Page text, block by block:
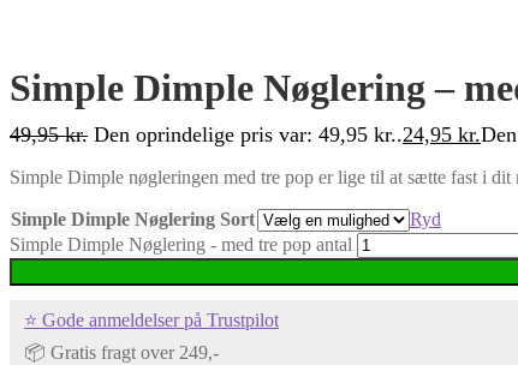
Simple Dimple Nøglering –
49,95kr. Den oprindelige pris var: 49,95 kr..24,95 kr.
Simple Dimple nøgleringen med tre pop er lige til at sætte fast i
Simple Dimple Nøglering Sort
Ryd
Simple Dimple Nøglering - med tre pop antal
⭐ Gode anmeldelser på Trustpilot
📦 Gratis fragt over 249,-